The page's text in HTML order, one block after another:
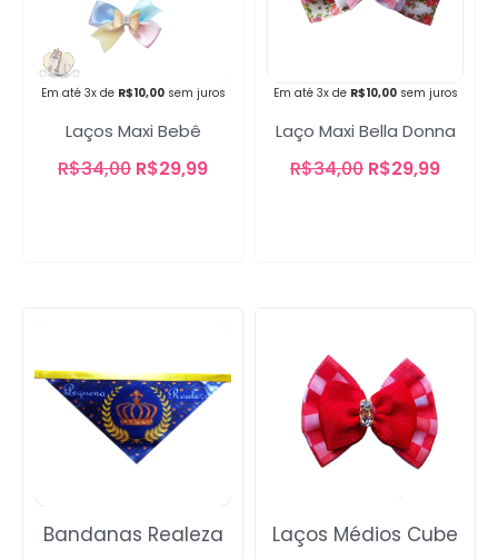
Em até 3x de R$10,00 sem juros
Laços Maxi Bebê
R$34,00 R$29,99
Em até 3x de R$10,00 sem juros
Laço Maxi Bella Donna
R$34,00 R$29,99
Bandanas Realeza Laços Médios Cube